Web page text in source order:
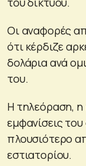
Οι αναφορές
ότι κέρδιζε
δολάρια ανά
του.
Η τηλεόραση, η
εμφανίσεις
πλουσιότερο
εστιατορίου.